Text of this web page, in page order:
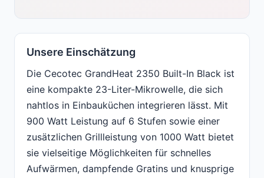
Unsere Einschätzung
Die Cecotec GrandHeat 2350 Built-In Black ist
eine kompakte 23-Liter-Mikrowelle, die sich
nahtlos in Einbauküchen integrieren lässt. Mit
900 Watt Leistung auf 6 Stufen sowie einer
zusätzlichen Grillleistung von 1000 Watt bietet
sie vielseitige Möglichkeiten für schnelles
Aufwärmen, dampfende Gratins und knusprige